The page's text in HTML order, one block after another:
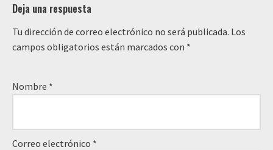
Deja una respuesta
Tu dirección de correo electrónico no será publicada. Los
campos obligatorios están marcados con *
Nombre *
Correo electrónico *